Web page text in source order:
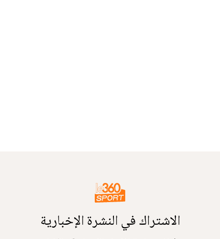
الاشتراك في النشرة الإخبارية